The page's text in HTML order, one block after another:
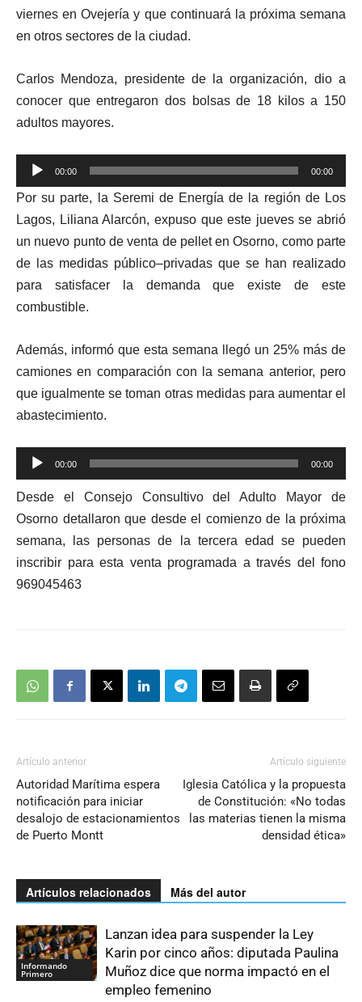
viernes en Ovejería y que continuará la próxima semana
en otros sectores de la ciudad.
Carlos Mendoza, presidente de la organización, dio a
conocer que entregaron dos bolsas de 18 kilos a 150
adultos mayores.
Reproductor
de
audio
00:00 00:00
Por su parte, la Seremi de Energía de la región de Los
Lagos, Liliana Alarcón, expuso que este jueves se abrió
un nuevo punto de venta de pellet en Osorno, como parte
de las medidas público–privadas que se han realizado
para satisfacer la demanda que existe de este
combustible.
Además, informó que esta semana llegó un 25% más de
camiones en comparación con la semana anterior, pero
que igualmente se toman otras medidas para aumentar el
abastecimiento.
Reproductor
de
audio
00:00 00:00
Desde el Consejo Consultivo del Adulto Mayor de
Osorno detallaron que desde el comienzo de la próxima
semana, las personas de la tercera edad se pueden
inscribir para esta venta programada a través del fono
969045463
Artículo anterior
Autoridad Marítima espera
notificación para iniciar
desalojo de estacionamientos
de Puerto Montt
Artículo siguiente
Iglesia Católica y la propuesta
de Constitución: «No todas
las materias tienen la misma
densidad ética»
Artículos relacionados Más del autor
Informando
Primero
Lanzan idea para suspender la Ley
Karin por cinco años: diputada Paulina
Muñoz dice que norma impactó en el
empleo femenino